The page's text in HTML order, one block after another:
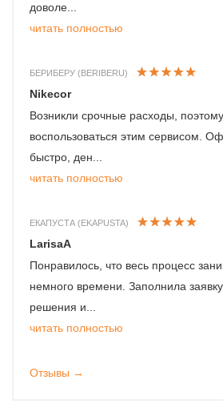
доволе...
читать полностью
БЕРИБЕРУ (BERIBERU)
Nikecor
Возникли срочные расходы,
воспользоваться этим сервисом.
быстро, ден...
читать полностью
ЕКАПУСТА (EKAPUSTA)
LarisaA
Понравилось, что весь процесс
немного времени. Заполнила
решения и...
читать полностью
Отзывы →